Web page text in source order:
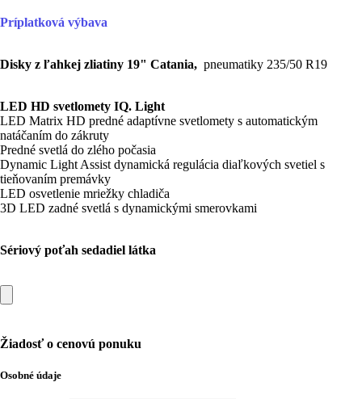
Príplatková výbava
Disky z ľahkej zliatiny 19" Catania, pneumatiky 235/50 R19
LED HD svetlomety IQ. Light
LED Matrix HD predné adaptívne svetlomety s automatickým
natáčaním do zákruty
Predné svetlá do zlého počasia
Dynamic Light Assist dynamická regulácia diaľkových svetiel s
tieňovaním premávky
LED osvetlenie mriežky chladiča
3D LED zadné svetlá s dynamickými smerovkami
Sériový poťah sedadiel látka
Žiadosť o cenovú ponuku
Osobné údaje